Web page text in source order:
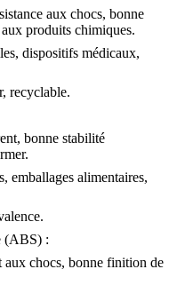
aux chocs, bonne
produits chimiques.
dispositifs médicaux,
recyclable.
bonne stabilité
emballages alimentaires,
(ABS) :
aux chocs, bonne finition de